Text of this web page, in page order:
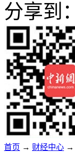
分享到：
首页 → 财经中心 →